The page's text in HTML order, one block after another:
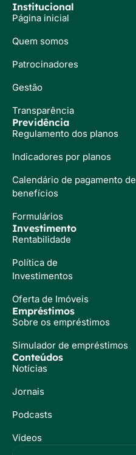
Institucional
Página inicial
Quem somos
Patrocinadores
Gestão
Transparência
Previdência
Regulamento dos planos
Indicadores por planos
Calendário de pagamento de
benefícios
Formulários
Investimento
Rentabilidade
Política de
Investimentos
Oferta de Imóveis
Empréstimos
Sobre os empréstimos
Simulador de empréstimos
Conteúdos
Notícias
Jornais
Podcasts
Vídeos